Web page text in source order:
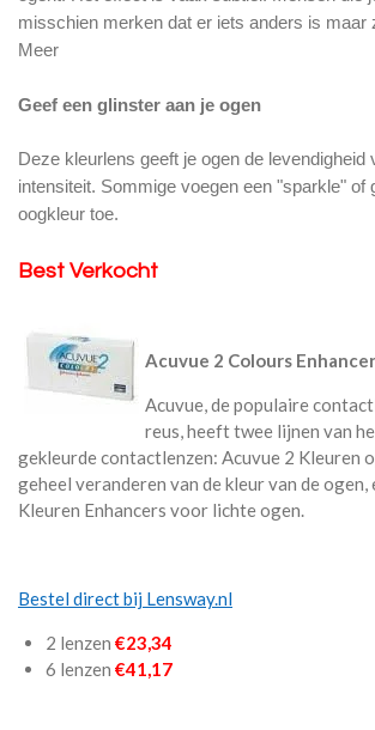
misschien merken dat er iets anders is maar
Meer
Geef een glinster aan je ogen
Deze kleurlens geeft je ogen de levendigheid
intensiteit. Sommige voegen een "sparkle" of
oogkleur toe.
Best Verkocht
Acuvue 2 Colours
Acuvue, de populaire
reus, heeft twee lijnen van
gekleurde contactlenzen: Acuvue 2 Kleuren
geheel veranderen van de kleur van de ogen,
Kleuren Enhancers voor lichte ogen.
Bestel direct bij Lensway.nl
2 lenzen €23,34
6 lenzen €41,17